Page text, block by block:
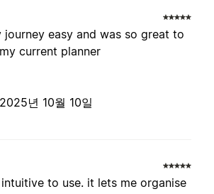
journey easy and was so great to
current planner
2025년 10월 10일
to use. it lets me organise